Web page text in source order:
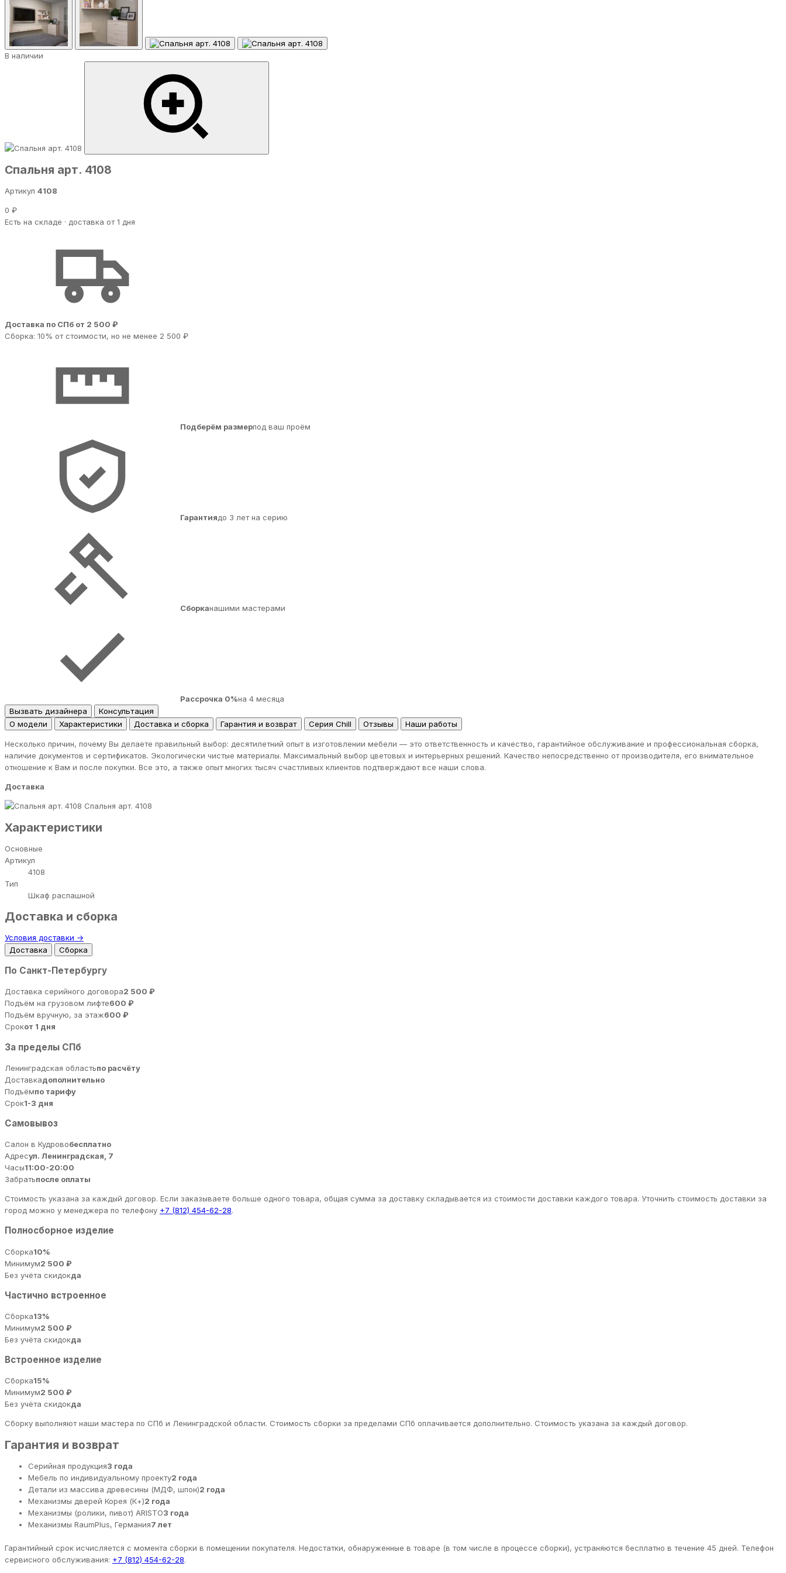
В наличии
Спальня арт. 4108
Артикул 4108
0 ₽
Есть на складе · доставка от 1 дня
Доставка по СПб от 2 500 ₽
Сборка: 10% от стоимости, но не менее 2 500 ₽
Подберём размерпод ваш проём
Гарантиядо 3 лет на серию
Сборканашими мастерами
Рассрочка 0%на 4 месяца
Вызвать дизайнера
Консультация
О модели
Характеристики Доставка и сборка Гарантия и возврат Серия Chill Отзывы Наши работы
Несколько причин, почему Вы делаете правильный выбор: десятилетний опыт в изготовлении мебели — это ответственность и качество, гарантийное обслуживание и профессиональная сборка,
наличие документов и сертификатов. Экологически чистые материалы. Максимальный выбор цветовых и интерьерных решений. Качество непосредственно от производителя, его внимательное
отношение к Вам и после покупки. Все это, а также опыт многих тысяч счастливых клиентов подтверждают все наши слова.
Доставка
Спальня арт. 4108
Характеристики
Основные
Артикул
4108
Тип
Шкаф распашной
Доставка и сборка
Условия доставки →
Доставка
Сборка
По Санкт-Петербургу
Доставка серийного договора2 500 ₽
Подъём на грузовом лифте600 ₽
Подъём вручную, за этаж600 ₽
Срокот 1 дня
За пределы СПб
Ленинградская областьпо расчёту
Доставкадополнительно
Подъёмпо тарифу
Срок1-3 дня
Самовывоз
Салон в Кудровобесплатно
Адресул. Ленинградская, 7
Часы11:00-20:00
Забратьпосле оплаты
Стоимость указана за каждый договор. Если заказываете больше одного товара, общая сумма за доставку складывается из стоимости доставки каждого товара. Уточнить стоимость доставки за
город можно у менеджера по телефону +7 (812) 454-62-28.
Полносборное изделие
Сборка10%
Минимум2 500 ₽
Без учёта скидокда
Частично встроенное
Сборка13%
Минимум2 500 ₽
Без учёта скидокда
Встроенное изделие
Сборка15%
Минимум2 500 ₽
Без учёта скидокда
Сборку выполняют наши мастера по СПб и Ленинградской области. Стоимость сборки за пределами СПб оплачивается дополнительно. Стоимость указана за каждый договор.
Гарантия и возврат
Серийная продукция3 года
Мебель по индивидуальному проекту2 года
Детали из массива древесины (МДФ, шпон)2 года
Механизмы дверей Корея (К+)2 года
Механизмы (ролики, пивот) ARISTO3 года
Механизмы RaumPlus, Германия7 лет
Гарантийный срок исчисляется с момента сборки в помещении покупателя. Недостатки, обнаруженные в товаре (в том числе в процессе сборки), устраняются бесплатно в течение 45 дней. Телефон
сервисного обслуживания: +7 (812) 454-62-28.